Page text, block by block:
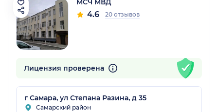
МСЧ МВД
4.6 20 отзывов
Лицензия проверена
г Самара, ул Степана Разина, д 35
Самарский район